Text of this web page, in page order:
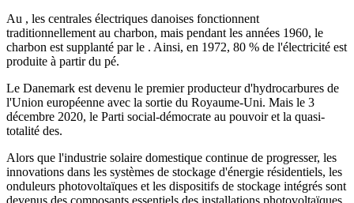
Au , les centrales électriques danoises fonctionnent
traditionnellement au charbon, mais pendant les années 1960, le
charbon est supplanté par le . Ainsi, en 1972, 80 % de l'électricité est
produite à partir du pé.
Le Danemark est devenu le premier producteur d'hydrocarbures de
l'Union européenne avec la sortie du Royaume-Uni. Mais le 3
décembre 2020, le Parti social-démocrate au pouvoir et la quasi-
totalité des.
Alors que l'industrie solaire domestique continue de progresser, les
innovations dans les systèmes de stockage d'énergie résidentiels, les
onduleurs photovoltaïques et les dispositifs de stockage intégrés sont
devenus des composants essentiels des installations photovoltaïques